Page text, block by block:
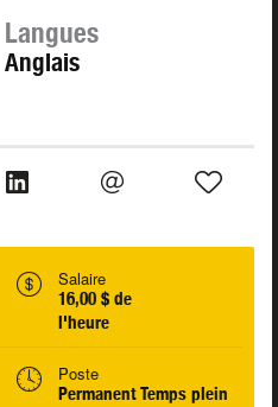
Langues
Anglais
Salaire
16,00 $ de
l'heure
Poste
Permanent Temps plein